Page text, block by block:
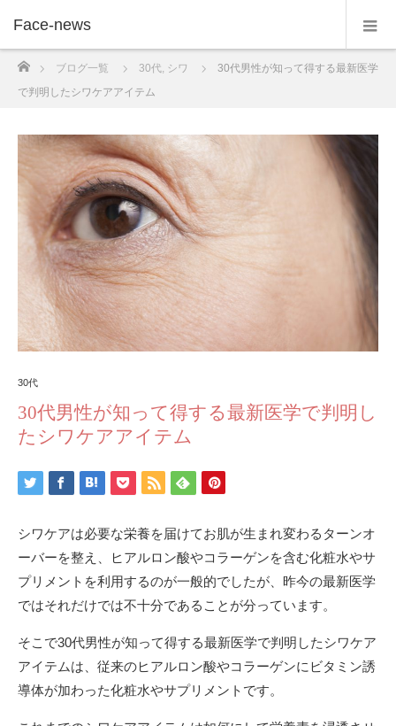
Face-news
ブログ一覧 30代, シワ
30代男性が知って得する最新医学
で判明したシワケアアイテム
30代
30代男性が知って得する最新医学で判明し
たシワケアアイテム
シワケアは必要な栄養を届けてお肌が生まれ変わるターンオ
ーバーを整え、ヒアルロン酸やコラーゲンを含む化粧水やサ
プリメントを利用するのが一般的でしたが、昨今の最新医学
ではそれだけでは不十分であることが分っています。
そこで30代男性が知って得する最新医学で判明したシワケア
アイテムは、従来のヒアルロン酸やコラーゲンにビタミン誘
導体が加わった化粧水やサプリメントです。